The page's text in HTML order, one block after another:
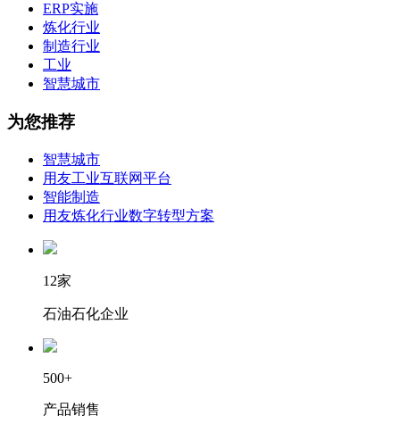
ERP实施
炼化行业
制造行业
工业
智慧城市
为您推荐
智慧城市
用友工业互联网平台
智能制造
用友炼化行业数字转型方案
12家
石油石化企业
500+
产品销售